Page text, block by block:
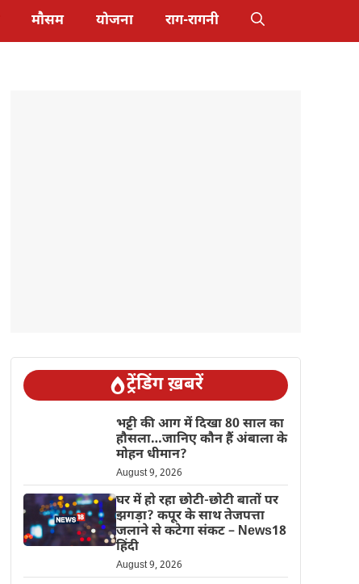
मौसम योजना राग-रागनी
ट्रेंडिंग ख़बरें
भट्टी की आग में दिखा 80 साल का
हौसला…जानिए कौन हैं अंबाला के
मोहन धीमान?
August 9, 2026
घर में हो रहा छोटी-छोटी बातों पर
झगड़ा? कपूर के साथ तेजपत्ता
जलाने से कटेगा संकट – News18
हिंदी
August 9, 2026